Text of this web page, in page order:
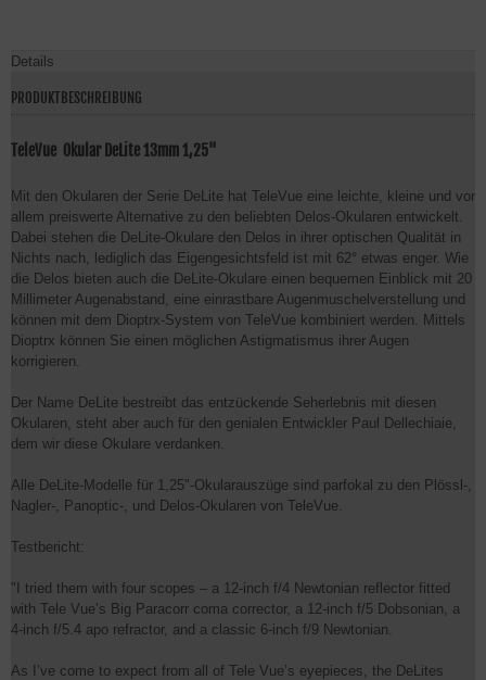
Details
PRODUKTBESCHREIBUNG
TeleVue Okular DeLite 13mm 1,25"
Mit den Okularen der Serie DeLite hat TeleVue eine leichte, kleine und vor
allem preiswerte Alternative zu den beliebten Delos-Okularen entwickelt.
Dabei stehen die DeLite-Okulare den Delos in ihrer optischen Qualität in
Nichts nach, lediglich das Eigengesichtsfeld ist mit 62° etwas enger. Wie
die Delos bieten auch die DeLite-Okulare einen bequemen Einblick mit 20
Millimeter Augenabstand, eine einrastbare Augenmuschelverstellung und
können mit dem Dioptrx-System von TeleVue kombiniert werden. Mittels
Dioptrx können Sie einen möglichen Astigmatismus ihrer Augen
korrigieren.
Der Name DeLite bestreibt das entzückende Seherlebnis mit diesen
Okularen, steht aber auch für den genialen Entwickler Paul Dellechiaie,
dem wir diese Okulare verdanken.
Alle DeLite-Modelle für 1,25"-Okularauszüge sind parfokal zu den Plössl-,
Nagler-, Panoptic-, und Delos-Okularen von TeleVue.
Testbericht:
"I tried them with four scopes – a 12-inch f/4 Newtonian reflector fitted
with Tele Vue’s Big Paracorr coma corrector, a 12-inch f/5 Dobsonian, a
4-inch f/5.4 apo refractor, and a classic 6-inch f/9 Newtonian.
As I’ve come to expect from all of Tele Vue’s eyepieces, the DeLites